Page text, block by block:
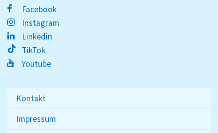
Facebook
Instagram
Linkedin
TikTok
Youtube
Kontakt
Impressum